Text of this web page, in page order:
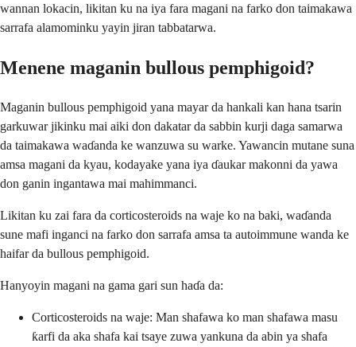
wannan lokacin, likitan ku na iya fara magani na farko don taimakawa
sarrafa alamominku yayin jiran tabbatarwa.
Menene maganin bullous pemphigoid?
Maganin bullous pemphigoid yana mayar da hankali kan hana tsarin
garkuwar jikinku mai aiki don dakatar da sabbin kurji daga samarwa
da taimakawa waɗanda ke wanzuwa su warke. Yawancin mutane suna
amsa magani da kyau, kodayake yana iya ɗaukar makonni da yawa
don ganin ingantawa mai mahimmanci.
Likitan ku zai fara da corticosteroids na waje ko na baki, waɗanda
sune mafi inganci na farko don sarrafa amsa ta autoimmune wanda ke
haifar da bullous pemphigoid.
Hanyoyin magani na gama gari sun haɗa da:
Corticosteroids na waje: Man shafawa ko man shafawa masu
ƙarfi da aka shafa kai tsaye zuwa yankuna da abin ya shafa